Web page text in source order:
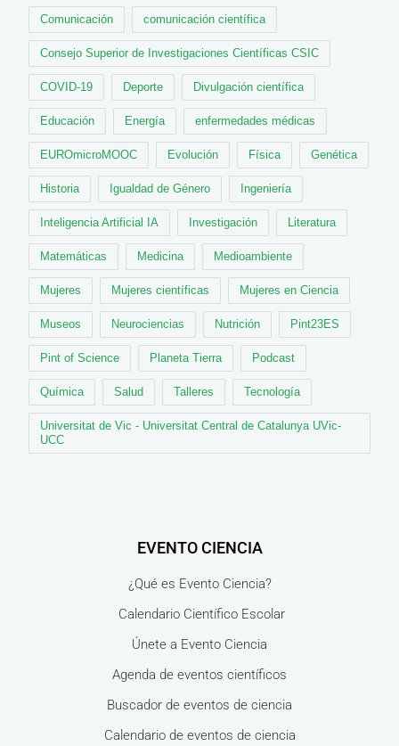
Comunicación comunicación científica
Consejo Superior de Investigaciones Científicas CSIC
COVID-19 Deporte Divulgación científica
Educación Energía enfermedades médicas
EUROmicroMOOC Evolución Física Genética
Historia Igualdad de Género Ingeniería
Inteligencia Artificial IA Investigación Literatura
Matemáticas Medicina Medioambiente
Mujeres Mujeres científicas Mujeres en Ciencia
Museos Neurociencias Nutrición Pint23ES
Pint of Science Planeta Tierra Podcast
Química Salud Talleres Tecnología
Universitat de Vic - Universitat Central de Catalunya UVic-
UCC
EVENTO CIENCIA
¿Qué es Evento Ciencia?
Calendario Científico Escolar
Únete a Evento Ciencia
Agenda de eventos científicos
Buscador de eventos de ciencia
Calendario de eventos de ciencia